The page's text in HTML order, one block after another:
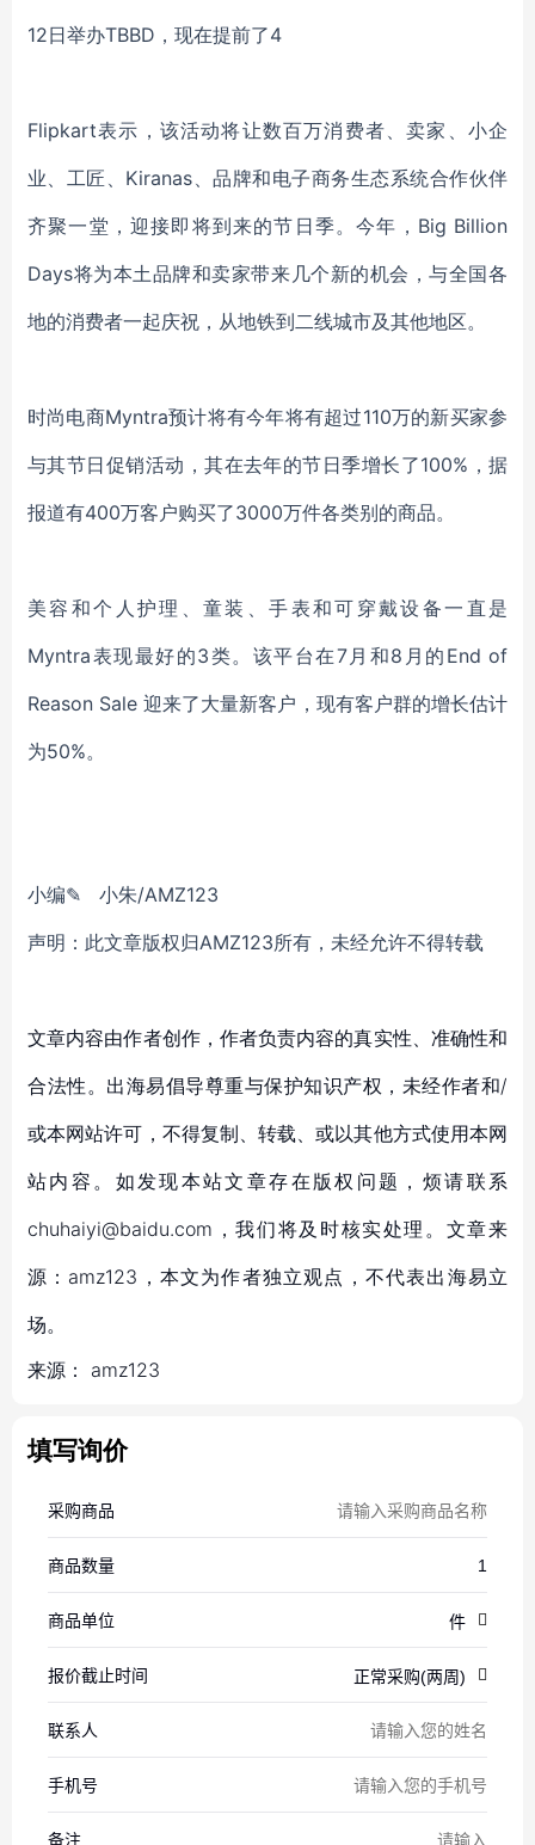
12日举办TBBD，现在提前了4
Flipkart表示，该活动将让数百万消费者、卖家、小企
业、工匠、Kiranas、品牌和电子商务生态系统合作伙伴
齐聚一堂，迎接即将到来的节日季。今年，Big Billion
Days将为本土品牌和卖家带来几个新的机会，与全国各
地的消费者一起庆祝，从地铁到二线城市及其他地区。
时尚电商Myntra预计将有今年将有超过110万的新买家参
与其节日促销活动，其在去年的节日季增长了100%，据
报道有400万客户购买了3000万件各类别的商品。
美容和个人护理、童装、手表和可穿戴设备一直是
Myntra表现最好的3类。该平台在7月和8月的End of
Reason Sale 迎来了大量新客户，现有客户群的增长估计
为50%。
小编✎ 小朱/AMZ123
声明：此文章版权归AMZ123所有，未经允许不得转载
文章内容由作者创作，作者负责内容的真实性、准确性和
合法性。出海易倡导尊重与保护知识产权，未经作者和/
或本网站许可，不得复制、转载、或以其他方式使用本网
站内容。如发现本站文章存在版权问题，烦请联系
chuhaiyi@baidu.com，我们将及时核实处理。文章来
源：amz123，本文为作者独立观点，不代表出海易立
场。
来源： amz123
填写询价